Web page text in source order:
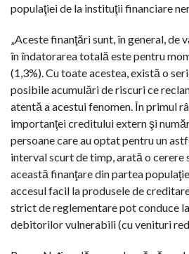
populaţiei de la instituţii financiare
„Aceste finanţări sunt, în general, de
în îndatorarea totală este pentru
(1,3%). Cu toate acestea, există o
posibile acumulări de riscuri ce
atentă a acestui fenomen. În primul
importanţei creditului extern şi
persoane care au optat pentru un
interval scurt de timp, arată o cerere
această finanţare din partea
accesul facil la produsele de
strict de reglementare pot conduce
debitorilor vulnerabili (cu venituri